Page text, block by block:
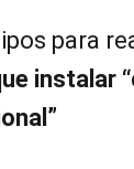
para
instalar